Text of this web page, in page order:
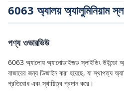
6063 অ্যালয় অ্যালুমিনিয়াম
পণ্য ওভারভিউ
6063 অ্যালোয় অ্যানোডাইজড স্লাইডিং উইন্ডো
বাজারের জন্য ডিজাইন করা হয়েছে, যা স্থাপত্য
প্রতিরোধ এবং স্থায়িত্ব প্রদান করে।